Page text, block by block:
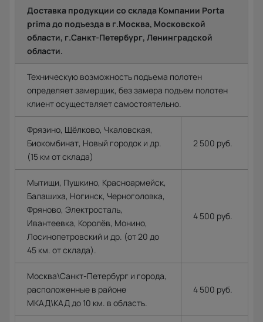
Доставка продукции со склада Компании Porta
prima до подъезда в г.Москва, Московской
области, г.Санкт-Петербург, Ленинградской
области.
Техническую возможность подъема полотен
определяет замерщик, без замера подъем полотен
клиент осуществляет самостоятельно.
Фрязино, Щёлково, Чкаловская,
Биокомбинат, Новый городок и др.
(15 км от склада)
2 500 руб.
Мытищи, Пушкино, Красноармейск,
Балашиха, Ногинск, Черноголовка,
Фряново, Электросталь,
Ивантеевка, Королёв, Монино,
Лосинопетровский и др. (от 20 до
45 км. от склада).
4 500 руб.
Москва\Санкт-Петербург и города,
расположенные в районе
МКАД\КАД до 10 км. в область.
4 500 руб.